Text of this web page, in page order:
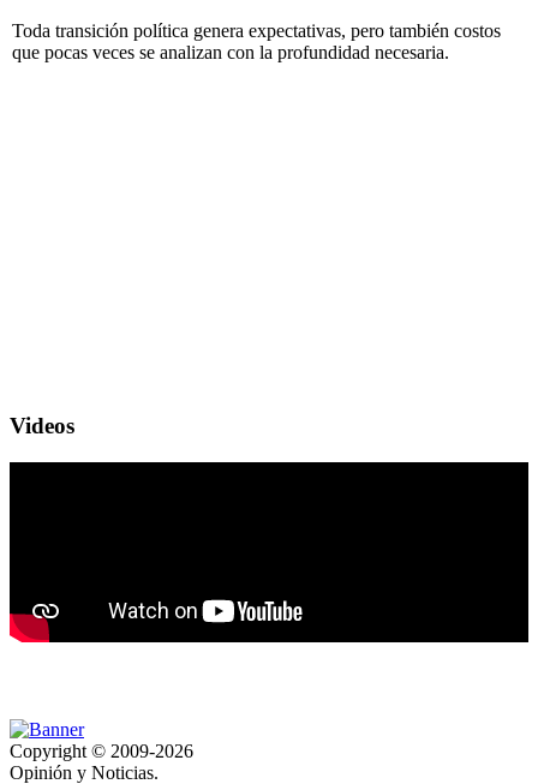
Toda transición política genera expectativas, pero también costos
que pocas veces se analizan con la profundidad necesaria.
Videos
Copyright © 2009-2026
Opinión y Noticias.